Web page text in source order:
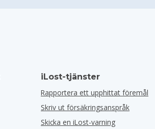
iLost-tjänster
Rapportera ett upphittat föremål
Skriv ut försäkringsanspråk
Skicka en iLost-varning